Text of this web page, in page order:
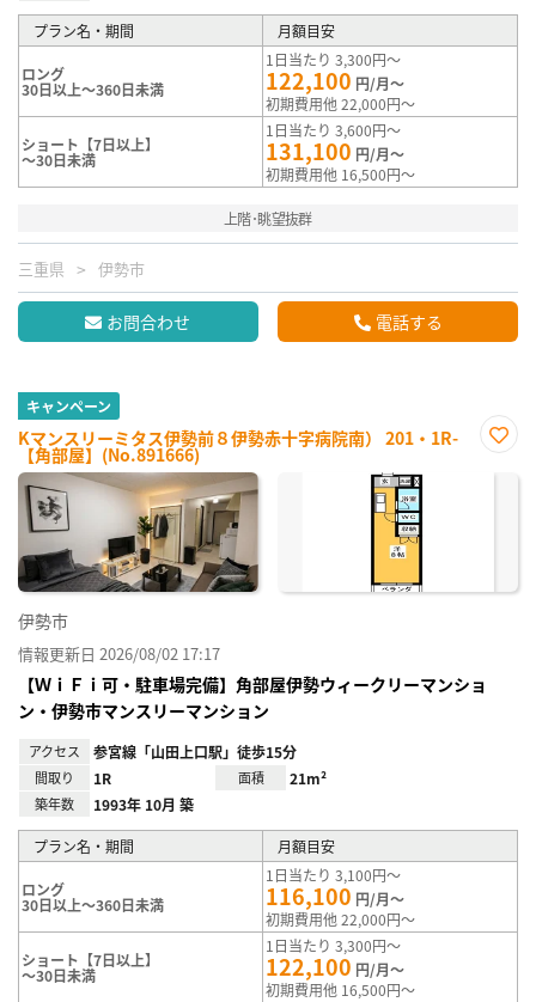
プラン名・期間 月額目安
ロング
30日以上～360日未満
1日当たり 3,300円～
122,100 円/月～
初期費用他 22,000円～
ショート【7日以上】
～30日未満
1日当たり 3,600円～
131,100 円/月～
初期費用他 16,500円～
上階･眺望抜群
三重県 伊勢市
お問合わせ 電話する
キャンペーン
Kマンスリーミタス伊勢前８伊勢赤十字病院南） 201・1R-
【角部屋】(No.891666)
に入
伊勢市
情報更新日 2026/08/02 17:17
【ＷｉＦｉ可・駐車場完備】角部屋伊勢ウィークリーマンショ
ン・伊勢市マンスリーマンション
アクセス 参宮線「山田上口駅」徒歩15分
間取り 1R 面積 21m²
築年数 1993年 10月 築
プラン名・期間 月額目安
ロング
30日以上～360日未満
1日当たり 3,100円～
116,100 円/月～
初期費用他 22,000円～
ショート【7日以上】
～30日未満
1日当たり 3,300円～
122,100 円/月～
初期費用他 16,500円～